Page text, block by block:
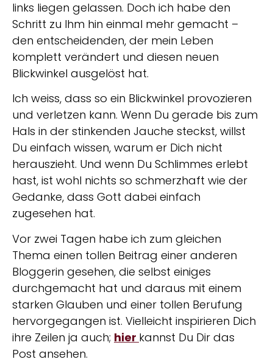
links liegen gelassen. Doch ich habe den
Schritt zu Ihm hin einmal mehr gemacht –
den entscheidenden, der mein Leben
komplett verändert und diesen neuen
Blickwinkel ausgelöst hat.
Ich weiss, dass so ein Blickwinkel provozieren
und verletzen kann. Wenn Du gerade bis zum
Hals in der stinkenden Jauche steckst, willst
Du einfach wissen, warum er Dich nicht
herauszieht. Und wenn Du Schlimmes erlebt
hast, ist wohl nichts so schmerzhaft wie der
Gedanke, dass Gott dabei einfach
zugesehen hat.
Vor zwei Tagen habe ich zum gleichen
Thema einen tollen Beitrag einer anderen
Bloggerin gesehen, die selbst einiges
durchgemacht hat und daraus mit einem
starken Glauben und einer tollen Berufung
hervorgegangen ist. Vielleicht inspirieren Dich
ihre Zeilen ja auch; hier kannst Du Dir das
Post ansehen.